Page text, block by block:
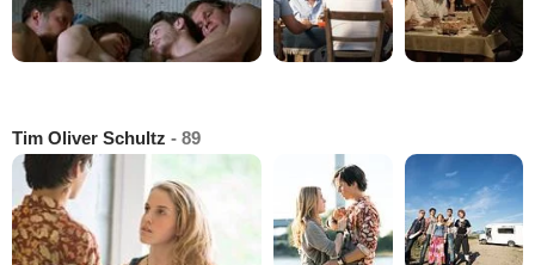
Tim Oliver Schultz - 89